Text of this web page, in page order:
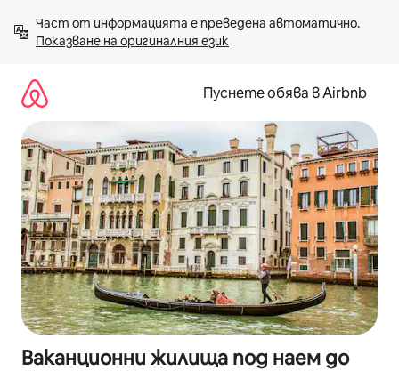
към
съдържанието
Показване на оригиналния език
Пуснете обява в Airbnb
Ваканционни жилища под наем до